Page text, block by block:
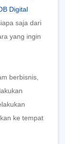
Digital
saja dari
yang ingin
berbisnis,
ke tempat